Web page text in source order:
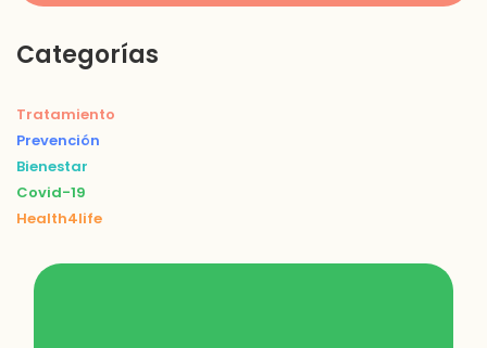
Categorías
Tratamiento
Prevención
Bienestar
Covid-19
Health4life